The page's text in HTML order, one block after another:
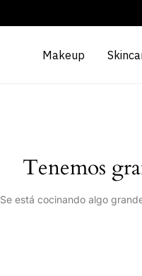
Makeup
Tenemos
Se está cocinando algo